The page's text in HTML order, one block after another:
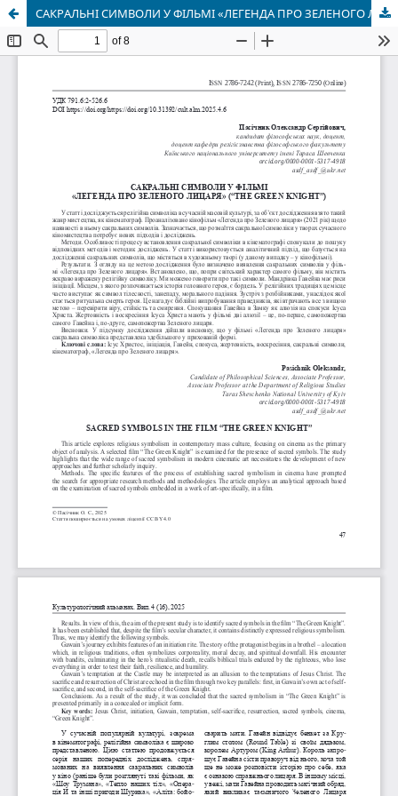
САКРАЛЬНІ СИМВОЛИ У ФІЛЬМІ «ЛЕГЕНДА ПРО ЗЕЛЕНОГО ЛИЦАРЯ» (“THE GREEN KNIGHT”)